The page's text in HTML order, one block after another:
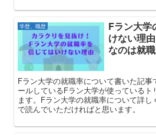
学歴、職歴
Fラン大学
けない理
なのは就職
Fラン大学の就職率について書いた記
ールしているFラン大学が使っている
ます。Fラン大学の就職率について詳し
で読んでいただければと思います。